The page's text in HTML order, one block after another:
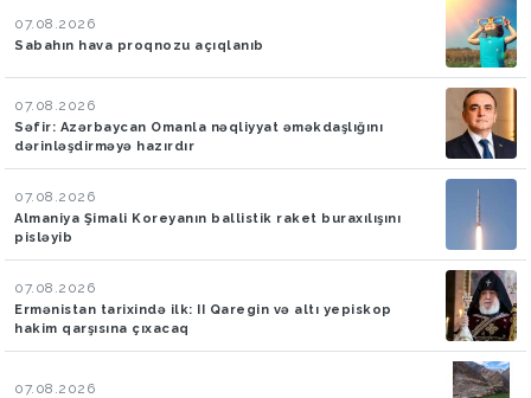
07.08.2026
Sabahın hava proqnozu açıqlanıb
07.08.2026
Səfir: Azərbaycan Omanla nəqliyyat əməkdaşlığını
dərinləşdirməyə hazırdır
07.08.2026
Almaniya Şimali Koreyanın ballistik raket buraxılışını
pisləyib
07.08.2026
Ermənistan tarixində ilk: II Qaregin və altı yepiskop
hakim qarşısına çıxacaq
07.08.2026